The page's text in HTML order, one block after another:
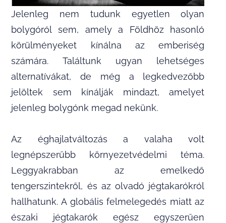
Jelenleg nem tudunk egyetlen olyan
bolygóról sem, amely a Földhöz hasonló
körülményeket kínálna az emberiség
számára. Találtunk ugyan lehetséges
alternatívákat, de még a legkedvezőbb
jelöltek sem kínálják mindazt, amelyet
jelenleg bolygónk megad nekünk.
Az éghajlatváltozás a valaha volt
legnépszerűbb környezetvédelmi téma.
Leggyakrabban az emelkedő
tengerszintekről, és az olvadó jégtakarókról
hallhatunk. A globális felmelegedés miatt az
északi jégtakarók egész egyszerűen